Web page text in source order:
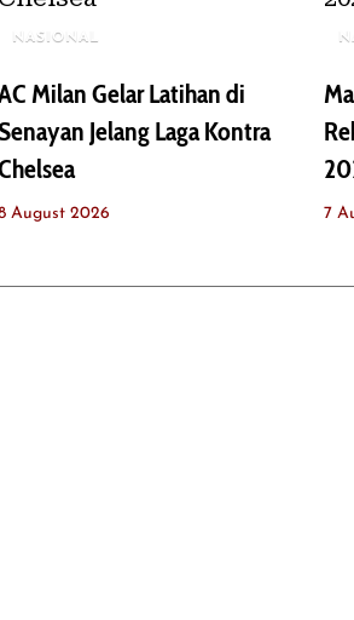
NASIONAL
Milan Gelar Latihan di
Senayan Jelang Laga Kontra
August 2026 7